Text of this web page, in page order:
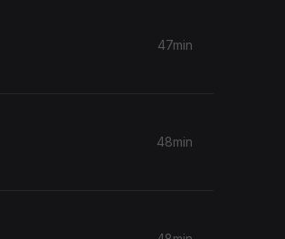
47min
48min